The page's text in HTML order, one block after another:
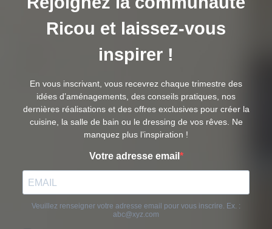
Ricou et laissez-vous
inspirer !
En vous inscrivant, vous recevrez chaque trimestre des
idées d’aménagements, des conseils pratiques, nos
dernières réalisations et des offres exclusives pour créer la
cuisine, la salle de bain ou le dressing de vos rêves. Ne
manquez plus l’inspiration !
Votre adresse email
Veuillez renseigner votre adresse email pour vous inscrire. Ex. :
abc@xyz.com